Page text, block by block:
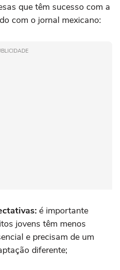
que têm sucesso com a
com o jornal mexicano:
é importante
jovens têm menos
e precisam de um
diferente;